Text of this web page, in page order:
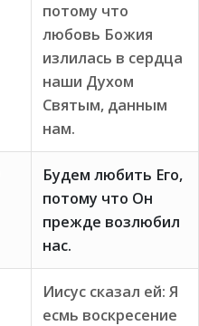
потому что
любовь Божия
излилась в сердца
наши Духом
Святым, данным
нам.
Будем любить Его,
потому что Он
прежде возлюбил
нас.
Иисус сказал ей: Я
есмь воскресение